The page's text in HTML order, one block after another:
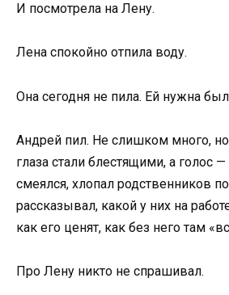
И посмотрела на Лену.
Лена спокойно отпила воду.
Она сегодня не пила. Ей нужна
Андрей пил. Не слишком много, но
глаза стали блестящими, а голос
смеялся, хлопал родственников
рассказывал, какой у них на
как его ценят, как без него там
Про Лену никто не спрашивал.